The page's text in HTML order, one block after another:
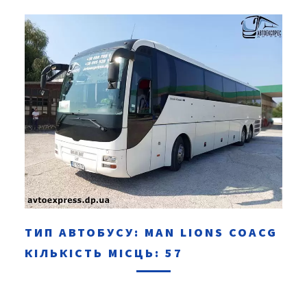
ТИП АВТОБУСУ: MAN LІONS COACG
КІЛЬКІСТЬ МІСЦЬ: 57